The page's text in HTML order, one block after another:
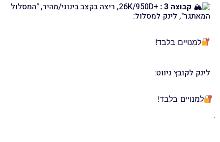
קבוצה 3 : +26K/950D, ריצה בקצב בינוני/מהיר, "המסלול
המאתגר", לינק למסלול:
למנויים בלבד!
לינק לקובץ ניווט:
למנויים בלבד!
.